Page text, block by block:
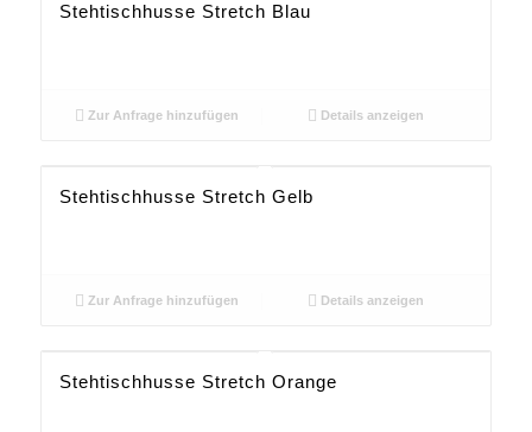
Stehtischhusse Stretch Blau
Zur Anfrage hinzufügen Details anzeigen
Stehtischhusse Stretch Gelb
Zur Anfrage hinzufügen Details anzeigen
Stehtischhusse Stretch Orange